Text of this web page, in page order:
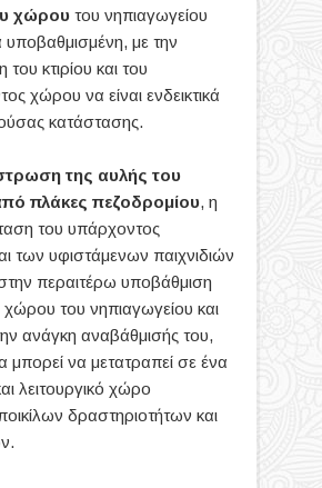
χώρου του νηπιαγωγείου
υποβαθμισμένη, με την
κτιρίου και του
χώρου να είναι ενδεικτικά
κατάστασης.
της αυλής του
πλάκες πεζοδρομίου, η
του υπάρχοντος
των υφιστάμενων παιχνιδιών
περαιτέρω υποβάθμιση
χώρου του νηπιαγωγείου και
ανάγκη αναβάθμισής του,
μπορεί να μετατραπεί σε ένα
λειτουργικό χώρο
δραστηριοτήτων και